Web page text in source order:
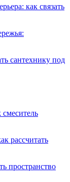
как связать
сантехнику под
смеситель
рассчитать
пространство